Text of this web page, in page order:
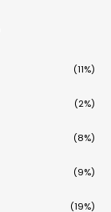
(11%)
(2%)
(8%)
(9%)
(19%)